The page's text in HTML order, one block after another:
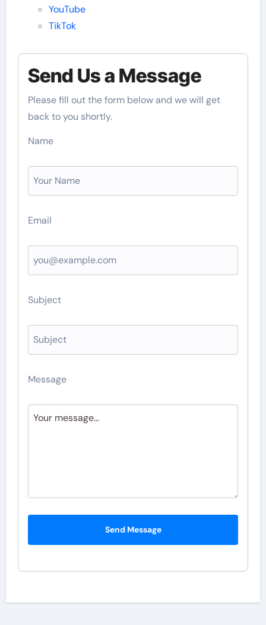
YouTube
TikTok
Send Us a Message
Please fill out the form below and we will get
back to you shortly.
Name
Email
Subject
Message
Send Message